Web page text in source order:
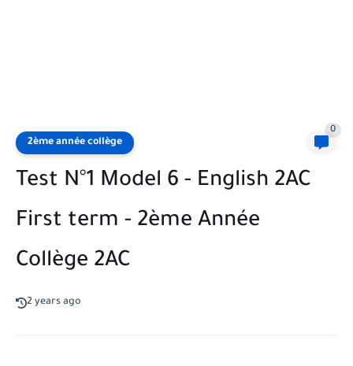
2ème année collège
0
Test N°1 Model 6 - English 2AC
First term - 2ème Année
Collège 2AC
2 years ago